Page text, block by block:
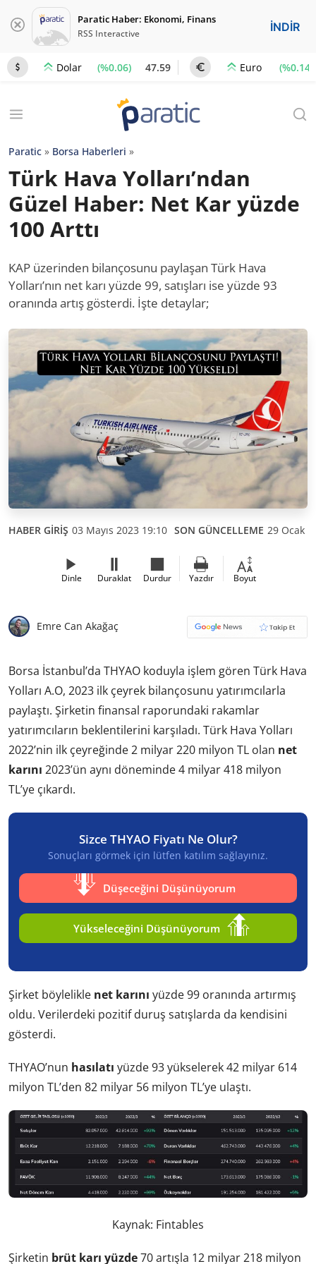
Paratic Haber: Ekonomi, Finans
RSS Interactive İNDİR
Dolar (%0.06) 47.59 Euro (%0.14)
Paratic » Borsa Haberleri »
Türk Hava Yolları’ndan
Güzel Haber: Net Kar yüzde
100 Arttı
KAP üzerinden bilançosunu paylaşan Türk Hava
Yolları’nın net karı yüzde 99, satışları ise yüzde 93
oranında artış gösterdi. İşte detaylar;
HABER GİRİŞ 03 Mayıs 2023 19:10 SON GÜNCELLEME 29 Ocak
Dinle Duraklat Durdur Yazdır Boyut
Emre Can Akağaç
Borsa İstanbul’da THYAO koduyla işlem gören Türk Hava
Yolları A.O, 2023 ilk çeyrek bilançosunu yatırımcılarla
paylaştı. Şirketin finansal raporundaki rakamlar
yatırımcıların beklentilerini karşıladı. Türk Hava Yolları
2022’nin ilk çeyreğinde 2 milyar 220 milyon TL olan net
karını 2023’ün aynı döneminde 4 milyar 418 milyon
TL’ye çıkardı.
Sizce THYAO Fiyatı Ne Olur?
Sonuçları görmek için lütfen katılım sağlayınız.
Düşeceğini Düşünüyorum
Yükseleceğini Düşünüyorum
Şirket böylelikle net karını yüzde 99 oranında artırmış
oldu. Verilerdeki pozitif duruş satışlarda da kendisini
gösterdi.
THYAO’nun hasılatı yüzde 93 yükselerek 42 milyar 614
milyon TL’den 82 milyar 56 milyon TL’ye ulaştı.
Kaynak: Fintables
Şirketin brüt karı yüzde70 artışla 12 milyar 218 milyon